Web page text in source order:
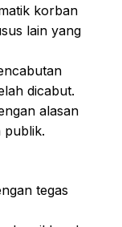
korban
lain yang
dicabut.
alasan
publik.
tegas